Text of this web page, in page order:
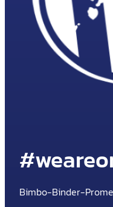
Bimbo-Binder-